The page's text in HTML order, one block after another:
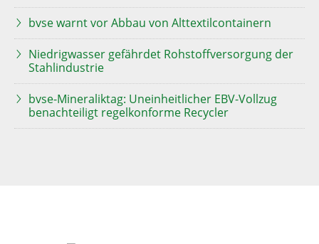
bvse warnt vor Abbau von Alttextilcontainern
Niedrigwasser gefährdet Rohstoffversorgung der
Stahlindustrie
bvse-Mineraliktag: Uneinheitlicher EBV-Vollzug
benachteiligt regelkonforme Recycler